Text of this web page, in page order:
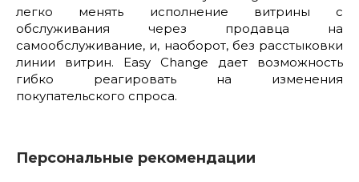
легко менять исполнение витрины с
обслуживания через продавца на
самообслуживание, и, наоборот, без расстыковки
линии витрин. Easy Change дает возможность
гибко реагировать на изменения
покупательского спроса.
Персональные рекомендации